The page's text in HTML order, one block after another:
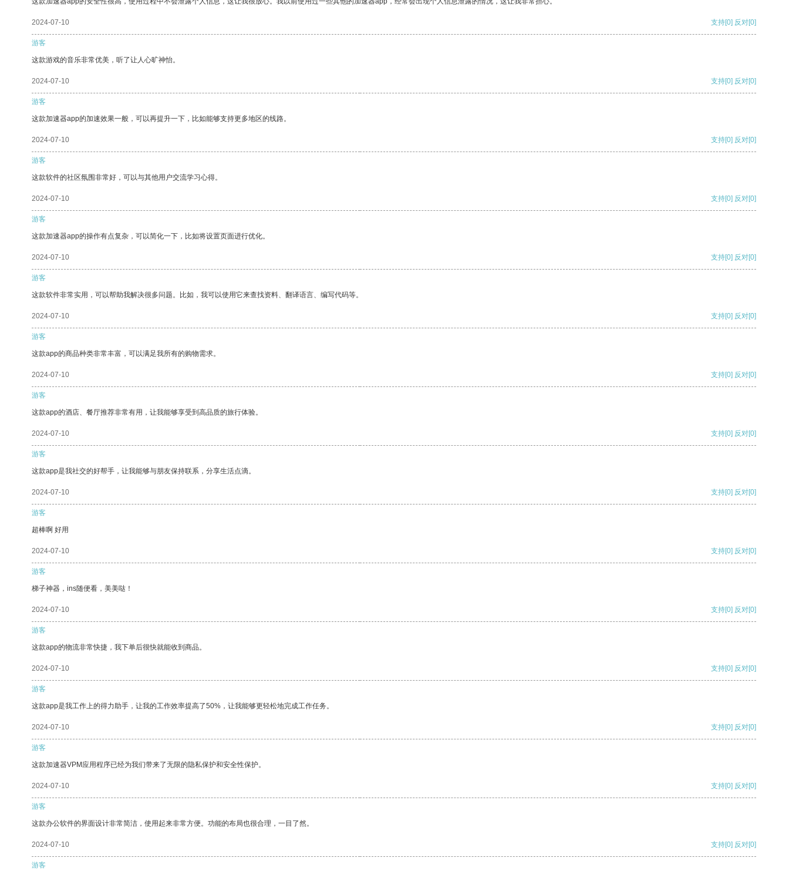
2024-07-10 支持[0] 反对[0]
游客
这款游戏的音乐非常优美，听了让人心旷神怡。
2024-07-10 支持[0] 反对[0]
游客
这款加速器app的加速效果一般，可以再提升一下，比如能够支持更多地区的线路。
2024-07-10 支持[0] 反对[0]
游客
这款软件的社区氛围非常好，可以与其他用户交流学习心得。
2024-07-10 支持[0] 反对[0]
游客
这款加速器app的操作有点复杂，可以简化一下，比如将设置页面进行优化。
2024-07-10 支持[0] 反对[0]
游客
这款软件非常实用，可以帮助我解决很多问题。比如，我可以使用它来查找资料、翻译语言、编写代码等。
2024-07-10 支持[0] 反对[0]
游客
这款app的商品种类非常丰富，可以满足我所有的购物需求。
2024-07-10 支持[0] 反对[0]
游客
这款app的酒店、餐厅推荐非常有用，让我能够享受到高品质的旅行体验。
2024-07-10 支持[0] 反对[0]
游客
这款app是我社交的好帮手，让我能够与朋友保持联系，分享生活点滴。
2024-07-10 支持[0] 反对[0]
游客
超棒啊 好用
2024-07-10 支持[0] 反对[0]
游客
梯子神器，ins随便看，美美哒！
2024-07-10 支持[0] 反对[0]
游客
这款app的物流非常快捷，我下单后很快就能收到商品。
2024-07-10 支持[0] 反对[0]
游客
这款app是我工作上的得力助手，让我的工作效率提高了50%，让我能够更轻松地完成工作任务。
2024-07-10 支持[0] 反对[0]
游客
这款加速器VPM应用程序已经为我们带来了无限的隐私保护和安全性保护。
2024-07-10 支持[0] 反对[0]
游客
这款办公软件的界面设计非常简洁，使用起来非常方便。功能的布局也很合理，一目了然。
2024-07-10 支持[0] 反对[0]
游客